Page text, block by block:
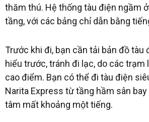
thăm thú. Hệ thống tàu điện ngầm
tầng, với các bảng chỉ dẫn bằng
Trước khi đi, bạn cần tải bản đồ tàu
hiểu trước, tránh đi lạc, do các trạm
cao điểm. Bạn có thể đi tàu điện
Narita Express từ tầng hầm sân bay
tâm mất khoảng một tiếng.